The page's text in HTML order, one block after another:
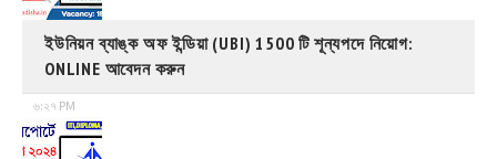
ইউনিয়ন ব্যাঙ্ক অফ ইন্ডিয়া (UBI) 1500 টি শূন্যপদে নিয়োগ:
ONLINE আবেদন করুন
৬:২৭ PM